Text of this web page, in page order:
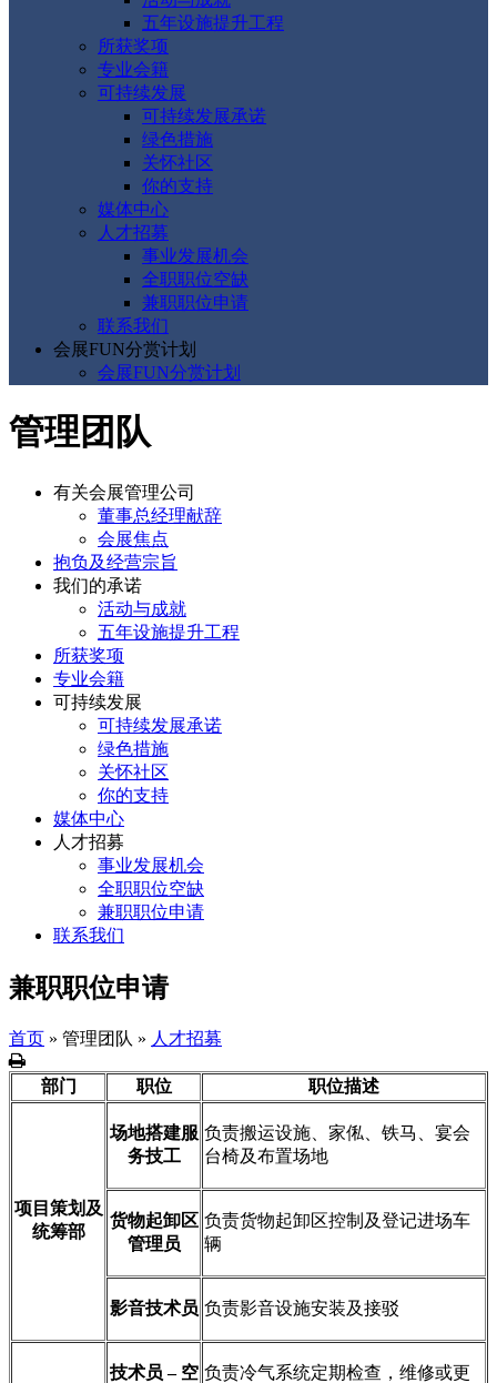
五年设施提升工程
所获奖项
专业会籍
可持续发展
可持续发展承诺
绿色措施
关怀社区
你的支持
媒体中心
人才招募
事业发展机会
全职职位空缺
兼职职位申请
联系我们
会展FUN分赏计划
会展FUN分赏计划
管理团队
有关会展管理公司
董事总经理献辞
会展焦点
抱负及经营宗旨
我们的承诺
活动与成就
五年设施提升工程
所获奖项
专业会籍
可持续发展
可持续发展承诺
绿色措施
关怀社区
你的支持
媒体中心
人才招募
事业发展机会
全职职位空缺
兼职职位申请
联系我们
兼职职位申请
首页 » 管理团队 » 人才招募
列
印部门 职位 职位描述
项目策划及
统筹部
场地搭建服
务技工
负责搬运设施、家俬、铁马、宴会
台椅及布置场地
货物起卸区
管理员
负责货物起卸区控制及登记进场车
辆
影音技术员 负责影音设施安装及接驳
技术员 – 空 负责冷气系统定期检查，维修或更